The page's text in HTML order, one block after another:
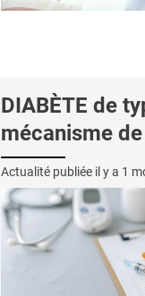
DIABÈTE de
mécanisme
Actualité publiée il y a 1